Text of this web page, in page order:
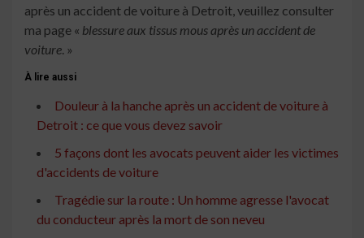
après un accident de voiture à Detroit, veuillez consulter
ma page « blessure aux tissus mous après un accident de
voiture. »
À lire aussi
Douleur à la hanche après un accident de voiture à
Detroit : ce que vous devez savoir
5 façons dont les avocats peuvent aider les victimes
d'accidents de voiture
Tragédie sur la route : Un homme agresse l'avocat
du conducteur après la mort de son neveu